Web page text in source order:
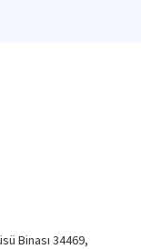
Binası 34469,